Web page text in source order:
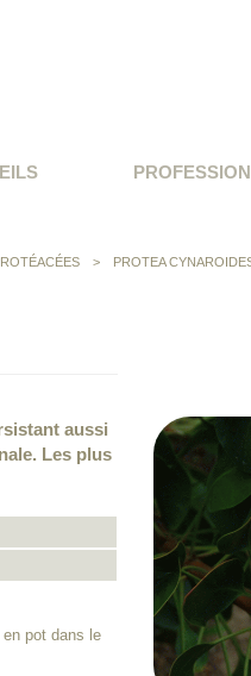
> PROTEA
aussi
Les plus
pot dans le